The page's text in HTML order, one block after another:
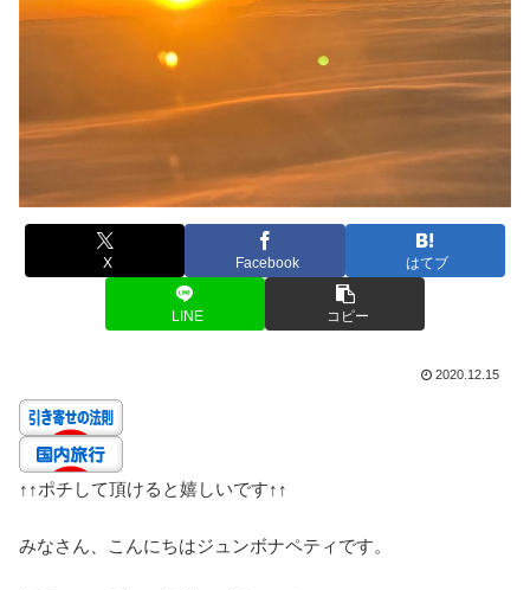
X Facebook はてブ
LINE コピー
2020.12.15
↑↑ポチして頂けると嬉しいです↑↑
みなさん、こんにちはジュンボナペティです。